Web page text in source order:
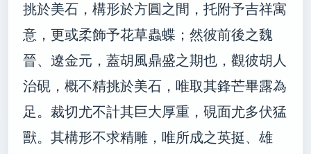
挑於美石，構形於方圓之間，托附予吉祥寓
意，更或柔飾予花草蟲蝶；然彼前後之魏
晉、遼金元，蓋胡風鼎盛之期也，觀彼胡人
治硯，概不精挑於美石，唯取其鋒芒畢露為
足。裁切尤不計其巨大厚重，硯面尤多伏猛
獸。其構形不求精雕，唯所成之英挺、雄